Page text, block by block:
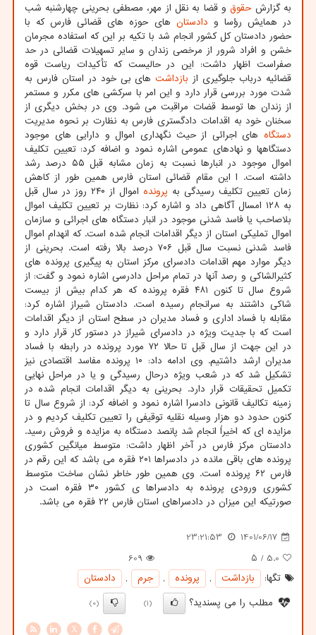
به گزارش حقوقو قضا به نقل از مهر، مصطفی بحرینی چهارشنبه شب
در همایش رؤسا و دادستان های حوزه های قضائی فارس که با
حضور دادستان کل کشور انجام شد با تکیه بر این که استفاده مجرمان
خشن و افراد شرور از مرخصی زندان و سایر تسهیلات قضائی در حد
صفراست اظهار داشت: این در حالیست که تأکیدات ریاست قوه
قضائیه درباب جلوگیری از بازداشتهای بی خود در استان فارس به
شدت مورد بررسی قرار دارد و این امر با سرکشی های مکرر و مستمر
از زندان ها توسط قضات مراقبت می شود. وی در بخش دیگری از
سخنان خود به اقدامات دادگستری فارس به نظارت بر نحوه مدیریت
دستگاه های اجرائی از حیث نگهداری اموال و دارایی های موجود
دستگاهها و نهادهای عمومی اشاره نمود و اضافه کرد: تعیین تکلیف
اموال موجود در انبارها نسبت به زمان مشابه قبل ۵۵ درصد رشد
داشته است. ا این مقام قضائی استان فارس همین طور از کاهش
زمان تعیین تکلیف رسیدگی به پرونده
اموال از ۲۴۰ روز در سال قبل
به ۱۲۸ امسال آگاهی داد و اشاره کرد: نظارت بر تعیین تکلیف اموال
بلاصاحب یا فاسد شدنی موجود در انبار دستگاه های اجرائی و سازمان
اموال تملیکی استان از دیگر اقدامات انجام شده است. که انهدام اموال
فاسد شدنی نسبت سال قبل ۷۰۶ درصد بالا رفته است. بحرینی از
دیگر موارد مهم اقدامات دادسرای مرکز استان به پیگیری پرونده های
کثیرالشاکی و رصد آنها در تمام مراحل دادرسی اشاره نمود و گفت: از
شروع سال تا کنون ۴۸۱ فقره پرونده که هر کدام بیش از بیست
شاکی داشتند به سرانجام رسیده است. دادستان شیراز اشاره کرد:
مقابله با فساد اداری و فساد مدیران در سطح استان از دیگر اقدامات
است که با جدیت ویژه در دادسرای شیراز در دستور کار قرار دارد و
در این جهت از سال قبل تا حالا ۷۲ مورد پرونده در رابطه با فساد
مدیران ارشد داشتیم. وی ادامه داد: ۱۰ پرونده مفاسد اقتصادی نیز
تشکیل شد که در شعب ویژه درحال رسیدگی و یا در مراحل نهایی
تکمیل تحقیقات قرار دارد. بحرینی به دیگر اقدامات انجام شده در
زمینه تکالیف قانونی دادسرا اشاره نمود و اضافه کرد: از شروع سال تا
کنون حدود دو هزار وسیله نقلیه توقیفی را تعیین تکلیف کردیم و در
مزایده ای که اخیراً انجام شد پانصد دستگاه به مزایده و فروش رسید.
دادستان مرکز فارس در آخر اظهار داشت: متوسط میانگین کشوری
پرونده های باقی مانده در دادسراها ۲۰۱ فقره می باشد که این رقم در
فارس ۶۲ پرونده است. وی همین طور خاطر نشان ساخت متوسط
کشوری ورودی پرونده به دادسراها ی کشور ۳۰ فقره است در
صورتیکه این میزان در دادسراهای استان فارس ۲۲ فقره می باشد.
1401/06/17
23:21:53
5.0 / ۵
609
تگها:
بازداشت , پرونده , جرم ,
دادستان
مطلب را می پسندید؟
(1)
(0)
X